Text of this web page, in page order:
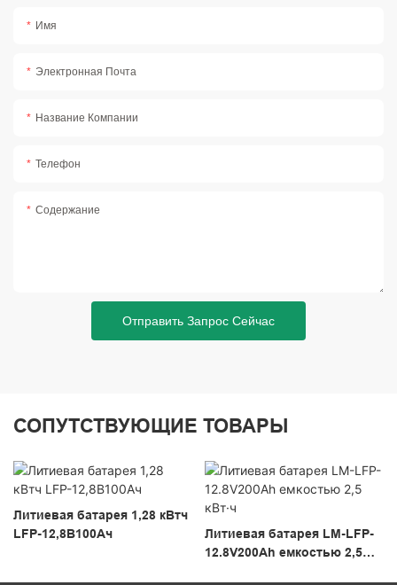
Имя
Электронная Почта
Название Компании
Телефон
Содержание
Отправить Запрос Сейчас
СОПУТСТВУЮЩИЕ ТОВАРЫ
Литиевая батарея 1,28 кВтч
LFP-12,8В100Ач
Литиевая батарея LM-LFP-
12.8V200Ah емкостью 2,5